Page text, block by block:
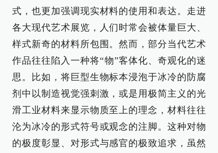
式，也更加强调现实材料的使用和表达。走进
各大现代艺术展览，人们时常会被体量巨大、
样式新奇的材料所包围。然而，部分当代艺术
作品往往陷入一种将“物”客体化、奇观化的迷
思。比如，将巨型生物标本浸泡于冰冷的防腐
剂中以制造视觉强刺激，或是用极简主义的光
滑工业材料来显示物质至上的理念，材料往往
沦为冰冷的形式符号或观念的注脚。这种对物
的极度彰显、对形式与感官的极致追求，虽然